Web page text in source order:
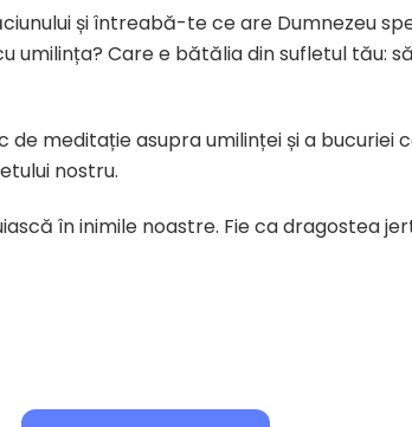
și întreabă-te ce are Dumnezeu
umilința? Care e bătălia din sufletul tău:
meditație asupra umilinței și a bucuriei
nostru.
în inimile noastre. Fie ca dragostea